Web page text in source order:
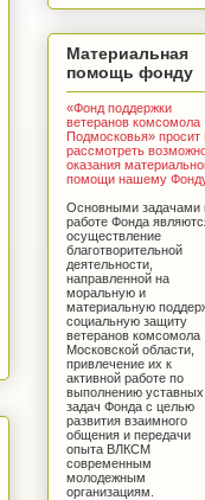
Материальная
помощь фонду
«Фонд поддержки
ветеранов комсомола
Подмосковья» просит
рассмотреть
оказания
помощи нашему
Основными задачами
работе Фонда
осуществление
благотворительной
деятельности,
направленной на
моральную и
материальную
социальную защиту
ветеранов комсомола
Московской области,
привлечение их к
активной работе по
выполнению уставных
задач Фонда с целью
развития взаимного
общения и передачи
опыта ВЛКСМ
современным
молодежным
организациям.